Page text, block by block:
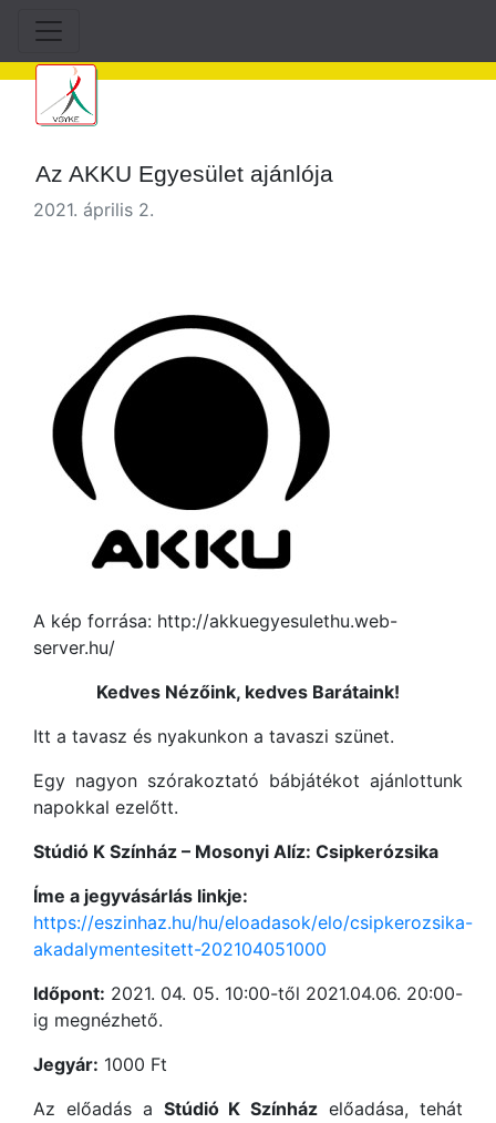
Az AKKU Egyesület ajánlója
2021. április 2.
A kép forrása: http://akkuegyesulethu.web-
server.hu/
Kedves Nézőink, kedves Barátaink!
Itt a tavasz és nyakunkon a tavaszi szünet.
Egy nagyon szórakoztató bábjátékot ajánlottunk
napokkal ezelőtt.
Stúdió K Színház – Mosonyi Alíz: Csipkerózsika
Íme a jegyvásárlás linkje:
https://eszinhaz.hu/hu/eloadasok/elo/csipkerozsika-
akadalymentesitett-202104051000
Időpont: 2021. 04. 05. 10:00-től 2021.04.06. 20:00-
ig megnézhető.
Jegyár: 1000 Ft
Az előadás a Stúdió K Színház előadása, tehát